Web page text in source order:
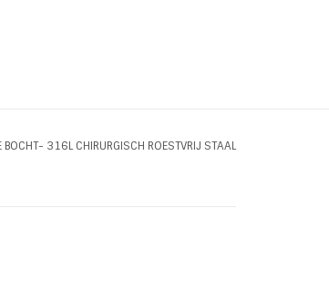
BOCHT- 316L CHIRURGISCH ROESTVRIJ STAAL